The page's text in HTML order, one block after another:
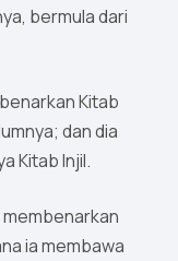
bermula dari
Kitab
dan dia
Kitab Injil.
membenarkan